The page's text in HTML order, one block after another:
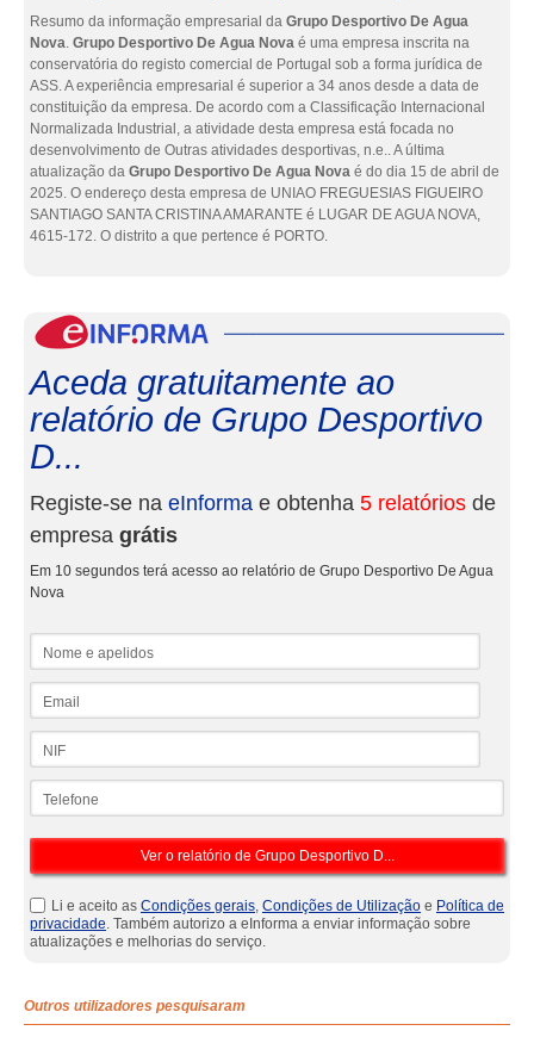
Resumo da informação empresarial da Grupo Desportivo De Agua
Nova. Grupo Desportivo De Agua Nova é uma empresa inscrita na
conservatória do registo comercial de Portugal sob a forma jurídica de
ASS. A experiência empresarial é superior a 34 anos desde a data de
constituição da empresa. De acordo com a Classificação Internacional
Normalizada Industrial, a atividade desta empresa está focada no
desenvolvimento de Outras atividades desportivas, n.e.. A última
atualização da Grupo Desportivo De Agua Nova é do dia 15 de abril de
2025. O endereço desta empresa de UNIAO FREGUESIAS FIGUEIRO
SANTIAGO SANTA CRISTINA AMARANTE é LUGAR DE AGUA NOVA,
4615-172. O distrito a que pertence é PORTO.
Aceda gratuitamente ao
relatório de Grupo Desportivo
D...
Registe-se na eInforma e obtenha 5 relatórios de
empresa grátis
Em 10 segundos terá acesso ao relatório de Grupo Desportivo De Agua
Nova
Li e aceito as Condições gerais, Condições de Utilização e Política de
privacidade. Também autorizo a eInforma a enviar informação sobre
atualizações e melhorias do serviço.
Outros utilizadores pesquisaram